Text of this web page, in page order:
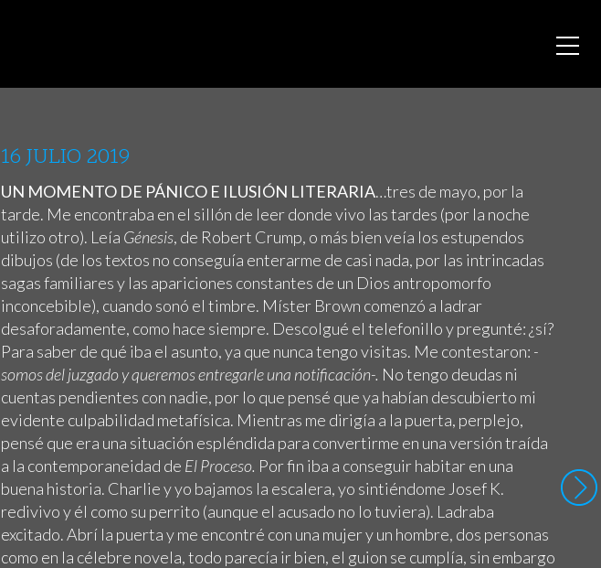
16 JULIO 2019
UN MOMENTO DE PÁNICO E ILUSIÓN LITERARIA…tres de mayo, por la
tarde. Me encontraba en el sillón de leer donde vivo las tardes (por la noche
utilizo otro). Leía Génesis, de Robert Crump, o más bien veía los estupendos
dibujos (de los textos no conseguía enterarme de casi nada, por las intrincadas
sagas familiares y las apariciones constantes de un Dios antropomorfo
inconcebible), cuando sonó el timbre. Míster Brown comenzó a ladrar
desaforadamente, como hace siempre. Descolgué el telefonillo y pregunté: ¿sí?
Para saber de qué iba el asunto, ya que nunca tengo visitas. Me contestaron: -
somos del juzgado y queremos entregarle una notificación-. No tengo deudas ni
cuentas pendientes con nadie, por lo que pensé que ya habían descubierto mi
evidente culpabilidad metafísica. Mientras me dirigía a la puerta, perplejo,
pensé que era una situación espléndida para convertirme en una versión traída
a la contemporaneidad de El Proceso. Por fin iba a conseguir habitar en una
buena historia. Charlie y yo bajamos la escalera, yo sintiéndome Josef K.
redivivo y él como su perrito (aunque el acusado no lo tuviera). Ladraba
excitado. Abrí la puerta y me encontré con una mujer y un hombre, dos personas
como en la célebre novela, todo parecía ir bien, el guion se cumplía, sin embargo